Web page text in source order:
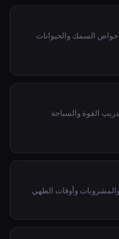
السمك والحيوانات
القوة والسباحة
وأوقات الطهي